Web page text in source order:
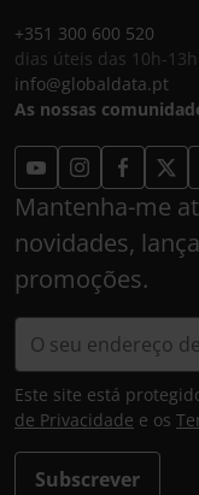
+351 300 600 520
dias úteis das 10h-
info@globaldata.pt
As nossas
Mantenha-me
novidades,
promoções.
Subscrever
Este site está
de Privacidade e os